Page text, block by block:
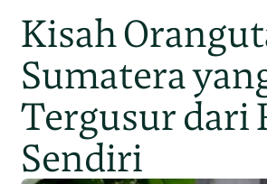
Kisah
Sumatera
Tergusur dari
Sendiri